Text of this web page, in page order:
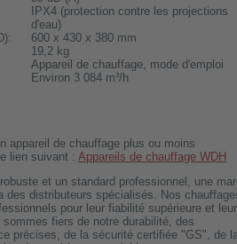
IPX4 (protection contre les projections
d'eau)
600 x 430 x 380 mm
19,2 kg
Appareil de chauffage, mode d'emploi
Environ 3 084 m³/h
appareil de chauffage plus ou moins
lien suivant : Appareils de chauffage WDH
et un standard professionnel, une
des distributeurs spécialisés. Nos
pour leur fiabilité supérieure et leur
fiers de notre durabilité, des
précises, de la sécurité certifiée "GS", de